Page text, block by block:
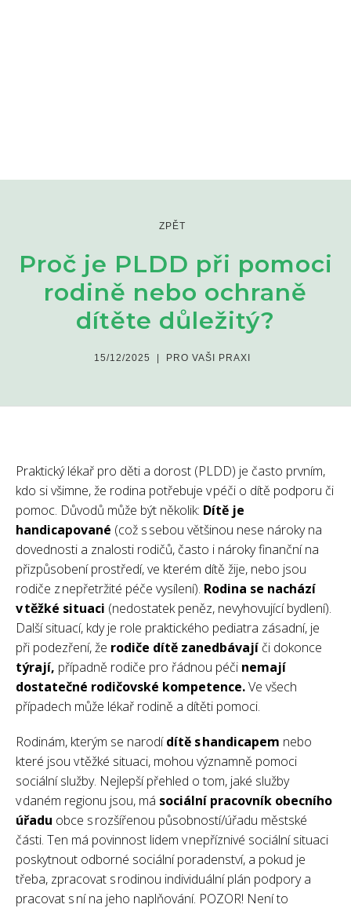
ZPĚT
Proč je PLDD při pomoci
rodině nebo ochraně
dítěte důležitý?
15/12/2025 | PRO VAŠI PRAXI
Praktický lékař pro děti a dorost (PLDD) je často prvním,
kdo si všimne, že rodina potřebuje v péči o dítě podporu či
pomoc. Důvodů může být několik: Dítě je
handicapované (což s sebou většinou nese nároky na
dovednosti a znalosti rodičů, často i nároky finanční na
přizpůsobení prostředí, ve kterém dítě žije, nebo jsou
rodiče z nepřetržité péče vysílení). Rodina se nachází
v těžké situaci (nedostatek peněz, nevyhovující bydlení).
Další situací, kdy je role praktického pediatra zásadní, je
při podezření, že rodiče dítě zanedbávají či dokonce
týrají, případně rodiče pro řádnou péči nemají
dostatečné rodičovské kompetence.Ve všech
případech může lékař rodině a dítěti pomoci.
Rodinám, kterým se narodídítě s handicapem nebo
které jsou v těžké situaci, mohou významně pomoci
sociální služby. Nejlepší přehled o tom, jaké služby
v daném regionu jsou, má sociální pracovník obecního
úřadu obce s rozšířenou působností/úřadu městské
části. Ten má povinnost lidem v nepříznivé sociální situaci
poskytnout odborné sociální poradenství, a pokud je
třeba, zpracovat s rodinou individuální plán podpory a
pracovat s ní na jeho naplňování. POZOR! Není to